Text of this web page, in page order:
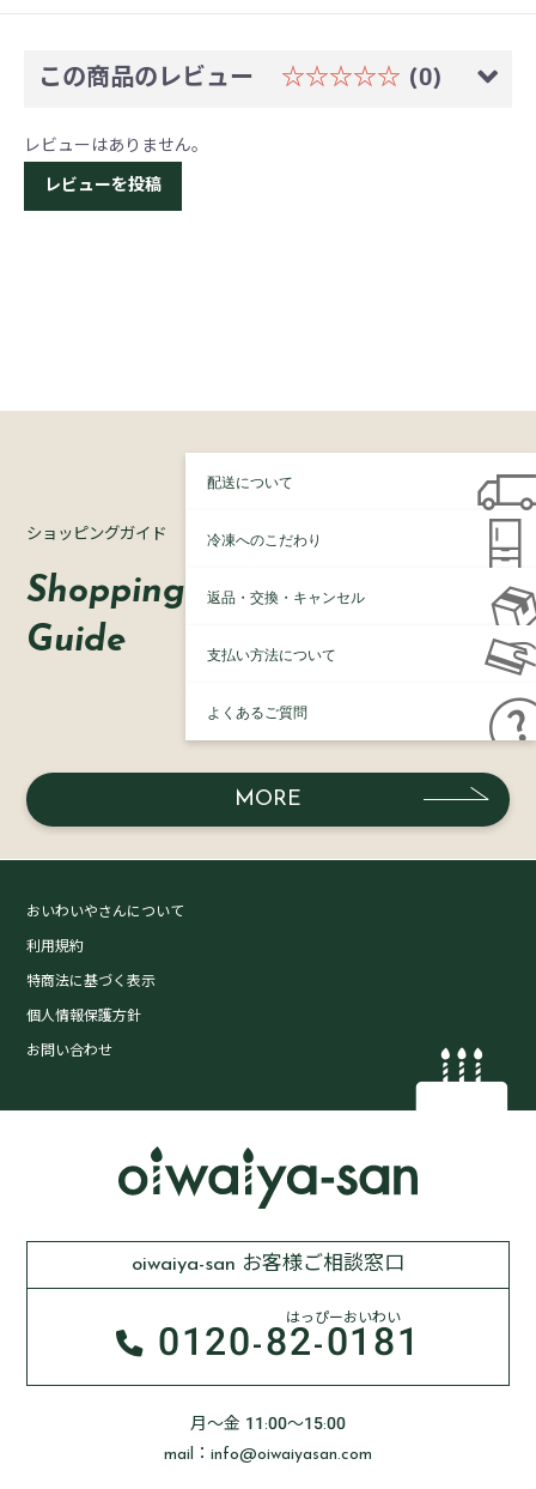
この商品のレビュー ☆☆☆☆☆ (0)
レビューはありません。
レビューを投稿
ショッピングガイド
Shopping
Guide
MORE
配送について
冷凍へのこだわり
返品・交換・キャンセル
支払い方法について
よくあるご質問
おいわいやさんについて
利用規約
特商法に基づく表示
個人情報保護方針
お問い合わせ
oiwaiya-san お客様ご相談窓口
0120-82-0181
はっぴーおいわい
月～金 11:00～15:00
mail：info@oiwaiyasan.com